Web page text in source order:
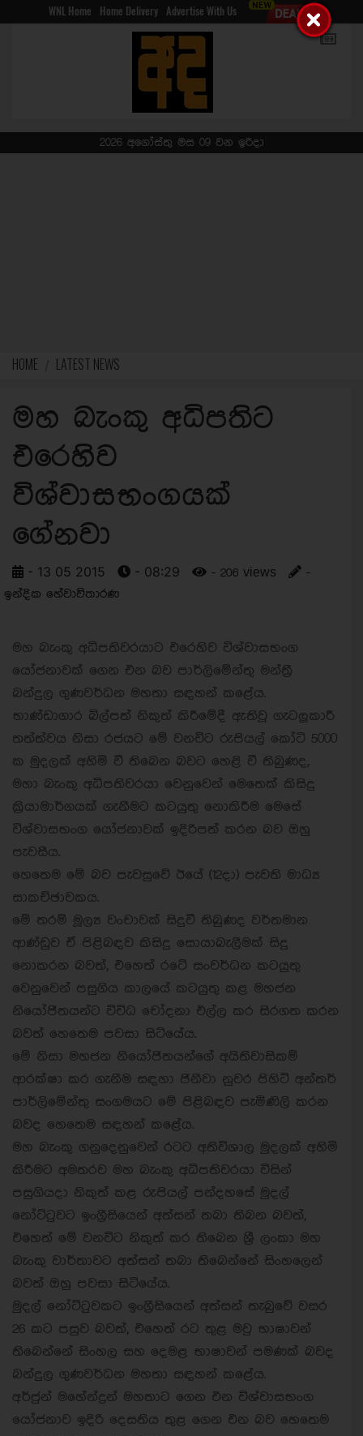
WNL Home Home Delivery Advertise With Us
2026 අගෝස්තු මස 09 වන ඉරිදා
HOME LATEST NEWS
මහ බැංකු අධිපතිට
එරෙහිව
විශ්වාසභංගයක්
ගේනවා
- 13 05 2015 - 08:29 - 206 views
-
ඉන්දික හේවාවිතාරණ
මහ බැංකු අධිපතිවරයාට එරෙහිව විශ්වාසභංග
යෝජනාවක් ගෙන එන බව පාර්ලිමේන්තු මන්ත්‍රී
බන්දුල ගුණවර්ධන මහතා සඳහන් කළේය.
භාණ්ඩාගාර බිල්පත් නිකුත් කිරීමේදී ඇතිවූ ගැටලුකාරී
තත්ත්වය නිසා රජයට මේ වනවිට රුපියල් කෝටි 5000
ක මුදලක් අහිමි වී තිබෙන බවට හෙළි වී තිබුණද,
මහා බැංකු අධිපතිවරයා වෙනුවෙන් මෙතෙක් කිසිදු
ක්‍රියාමාර්ගයක් ගැනීමට කටයුතු නොකිරීම මෙසේ
විශ්වාසභංග යෝජනාවක් ඉදිරිපත් කරන බව ඔහු
පැවසීය.
හෙතෙම මේ බව පැවසුවේ ඊයේ (12දා) පැවති මාධ්‍ය
සාකච්ඡාවකය.
මේ තරම් මූල්‍ය වංචාවක් සිදුවී තිබුණද වර්තමාන
ආණ්ඩුව ඒ පිළිබඳව කිසිදු සොයාබැලීමක් සිදු
නොකරන බවත්, එහෙත් රටේ සංවර්ධන කටයුතු
වෙනුවෙන් පසුගිය කාලයේ කටයුතු කළ මහජන
නියෝජිතයන්ට විවිධ චෝදනා එල්ල කර සිරගත කරන
බවත් හෙතෙම පවසා සිටියේය.
මේ නිසා මහජන නියෝජිතයන්ගේ අයිතිවාසිකම්
ආරක්ෂා කර ගැනීම සඳහා ජිනීවා නුවර පිහිටි අන්තර්
පාර්ලිමේන්තු සංගමයට මේ පිළිබඳව පැමිණිලි කරන
බවද හෙතෙම සඳහන් කළේය.
මහ බැංකු ගනුදෙනුවෙන් රටට අතිවිශාල මුදලක් අහිමි
කිරීමට අමතරව මහ බැංකු අධිපතිවරයා විසින්
පසුගියදා නිකුත් කළ රුපියල් පන්දහසේ මුදල්
නෝට්ටුවට ඉංග්‍රීසියෙන් අත්සන් තබා තිබන බවත්,
එහෙත් මේ වනවිට නිකුත් කර තිබෙන ශ්‍රී ලංකා මහ
බැංකු වාර්තාවට අත්සන් තබා තිබෙන්නේ සිංහලෙන්
බවත් ඔහු පවසා සිටියේය.
මුදල් නෝට්ටුවකට ඉංග්‍රීසියෙන් අත්සන් තැබුවේ වසර
26 කට පසුව බවත්, එහෙත් රට තුළ මවු භාෂාවන්
තිබෙන්නේ සිංහල සහ දෙමළ භාෂාවන් පමණක් බවද
බන්දුල ගුණවර්ධන මහතා සඳහන් කළේය.
අර්ජුන් මහේන්ද්‍රන් මහතාට ගෙන එන විශ්වාසභංග
යෝජනාව ඉදිරි දෙසතිය තුළ ගෙන එන බව හෙතෙම